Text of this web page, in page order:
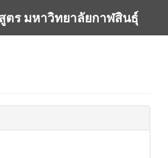
ร มหาวิทยาลัยกาฬสินธุ์